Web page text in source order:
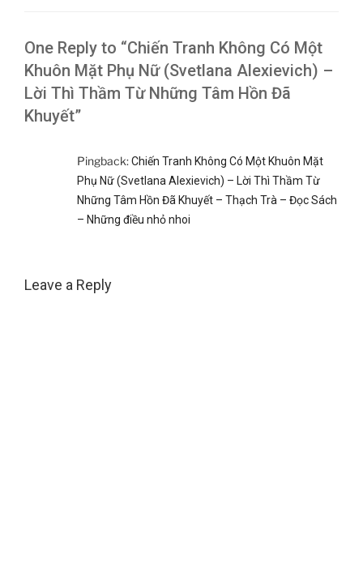
One Reply to “Chiến Tranh Không Có Một
Khuôn Mặt Phụ Nữ (Svetlana Alexievich) –
Lời Thì Thầm Từ Những Tâm Hồn Đã
Khuyết”
Pingback:Chiến Tranh Không Có Một Khuôn Mặt
Phụ Nữ (Svetlana Alexievich) – Lời Thì Thầm Từ
Những Tâm Hồn Đã Khuyết – Thạch Trà – Đọc Sách
– Những điều nhỏ nhoi
Leave a Reply